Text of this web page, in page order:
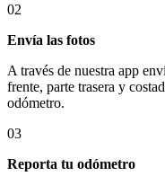
02
Envía las fotos
A través de nuestra app
frente, parte trasera y
odómetro.
03
Reporta tu odómetro